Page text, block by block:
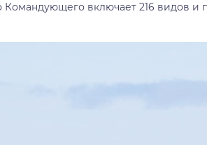
включает 216 видов